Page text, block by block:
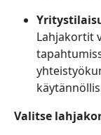
Lahjakortit
Valitse